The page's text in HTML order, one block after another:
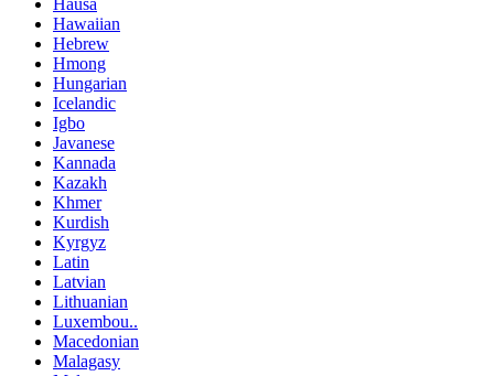
Hausa
Hawaiian
Hebrew
Hmong
Hungarian
Icelandic
Igbo
Javanese
Kannada
Kazakh
Khmer
Kurdish
Kyrgyz
Latin
Latvian
Lithuanian
Luxembou..
Macedonian
Malagasy